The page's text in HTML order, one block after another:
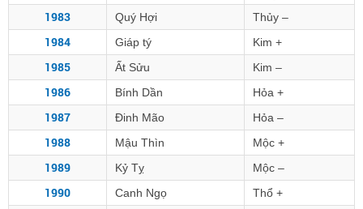
1983 Quý Hợi Thủy –
1984 Giáp tý Kim +
1985 Ất Sửu Kim –
1986 Bính Dần Hỏa +
1987 Đinh Mão Hỏa –
1988 Mậu Thìn Mộc +
1989 Kỷ Tỵ Mộc –
1990 Canh Ngọ Thổ +